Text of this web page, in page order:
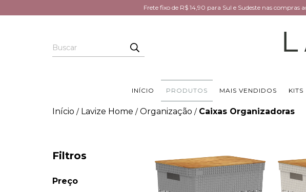
Frete fixo de R$ 14,90 para Sul e Sudeste nas
INÍCIO PRODUTOS MAIS VENDIDOS KITS
Início / Lavize Home / Organização / Caixas Organizadoras
Filtros
Preço